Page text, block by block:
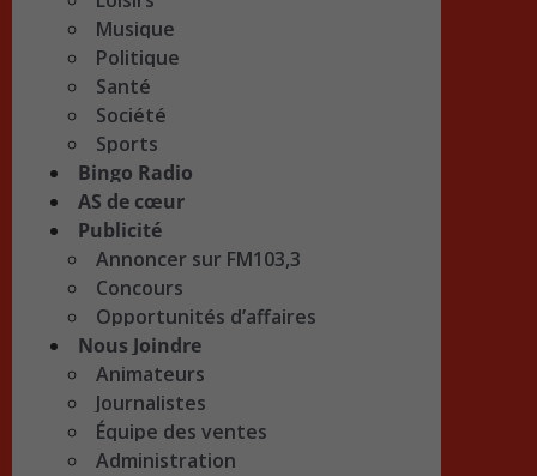
Musique
Politique
Santé
Société
Sports
Bingo Radio
AS de cœur
Publicité
Annoncer sur FM103,3
Concours
Opportunités d’affaires
Nous Joindre
Animateurs
Journalistes
Équipe des ventes
Administration